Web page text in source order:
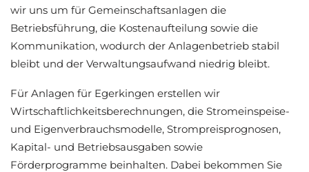
wir uns um für Gemeinschaftsanlagen die
Betriebsführung, die Kostenaufteilung sowie die
Kommunikation, wodurch der Anlagenbetrieb stabil
bleibt und der Verwaltungsaufwand niedrig bleibt.
Für Anlagen für Egerkingen erstellen wir
Wirtschaftlichkeitsberechnungen, die Stromeinspeise-
und Eigenverbrauchsmodelle, Strompreisprognosen,
Kapital- und Betriebsausgaben sowie
Förderprogramme beinhalten. Dabei bekommen Sie